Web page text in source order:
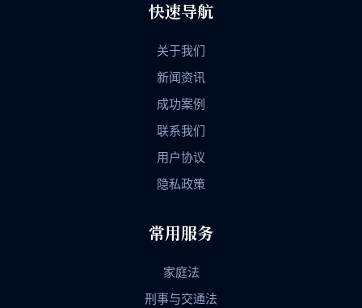
快速导航
关于我们
新闻资讯
成功案例
联系我们
用户协议
隐私政策
常用服务
家庭法
刑事与交通法